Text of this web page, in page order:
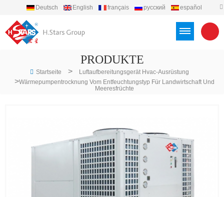
Deutsch English français русский
español
PRODUKTE
Startseite > Luftaufbereitungsgerät Hvac-Ausrüstung
>Wärmepumpentrocknung Vom Entfeuchtungstyp Für Landwirtschaft Und
Meeresfrüchte